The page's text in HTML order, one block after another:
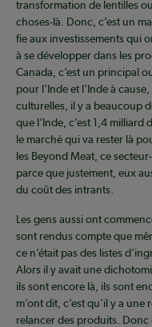
transformation de lentilles
choses-là. Donc, c’est un
fie aux investissements qui
à se développer dans les
Canada, c’est un principal
pour l’Inde et l’Inde à
culturelles, il y a beaucoup
que l’Inde, c’est 1,4
le marché qui va rester là
les Beyond Meat, ce
parce que justement, eux
du coût des intrants.
Les gens aussi ont
sont rendus compte que
ce n’était pas des listes
Alors il y avait une
ils sont encore là, ils sont
m’ont dit, c’est qu’il y a
relancer des produits. Donc